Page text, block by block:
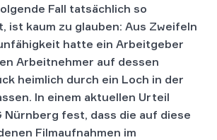
Fall tatsächlich so
ist kaum zu glauben: Aus Zweifeln
hatte ein Arbeitgeber
Arbeitnehmer auf dessen
heimlich durch ein Loch in der
In einem aktuellen Urteil
Nürnberg fest, dass die auf diese
Filmaufnahmen im